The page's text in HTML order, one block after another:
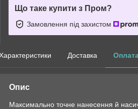
Що таке купити з Пром?
Замовлення під захистом
Доставка
Опис
Максимально точне нанесення й